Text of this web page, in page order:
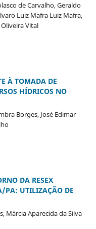
de Carvalho, Geraldo
Luiz Mafra Luiz Mafra,
Vital
À TOMADA DE
HÍDRICOS NO
Borges, José Edimar
DA RESEX
PA: UTILIZAÇÃO DE
Márcia Aparecida da Silva